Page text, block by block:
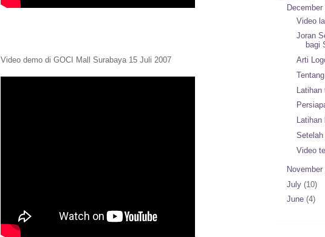
Video demo di GOCI Mall Surabaya 15 Juli 2007
December
Video
Joran
bagi
Arti
Latihan
Latihan
Video
November
July (10)
June (4)